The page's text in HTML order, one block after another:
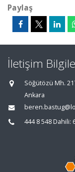
Paylaş
İletişim
Söğütözü Mh.
Ankara
444 8 548 Dahili: